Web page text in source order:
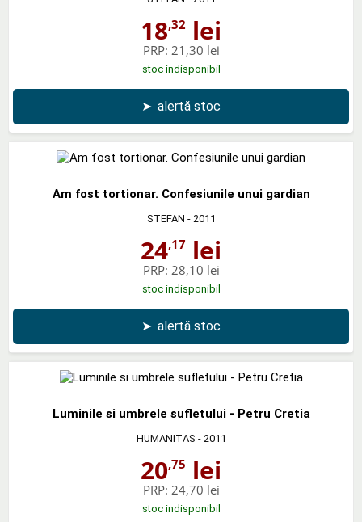
18,32 lei
PRP: 21,30 lei
stoc indisponibil
➤ alertă stoc
Am fost tortionar. Confesiunile unui gardian
STEFAN - 2011
24,17 lei
PRP: 28,10 lei
stoc indisponibil
➤ alertă stoc
Luminile si umbrele sufletului - Petru Cretia
HUMANITAS - 2011
20,75 lei
PRP: 24,70 lei
stoc indisponibil